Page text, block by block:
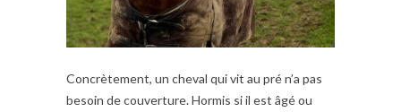
Concrètement, un cheval qui vit au pré n’a pas
besoin de couverture. Hormis si il est âgé ou